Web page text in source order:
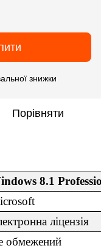
знижки
Порівняти
8.1
ліцензія
обмежений